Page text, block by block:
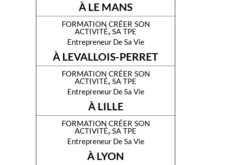
À LE MANS
formation créer son
activité, sa tpe
Entrepreneur De Sa Vie
À LEVALLOIS-PERRET
formation créer son
activité, sa tpe
Entrepreneur De Sa Vie
À LILLE
formation créer son
activité, sa tpe
Entrepreneur De Sa Vie
À LYON